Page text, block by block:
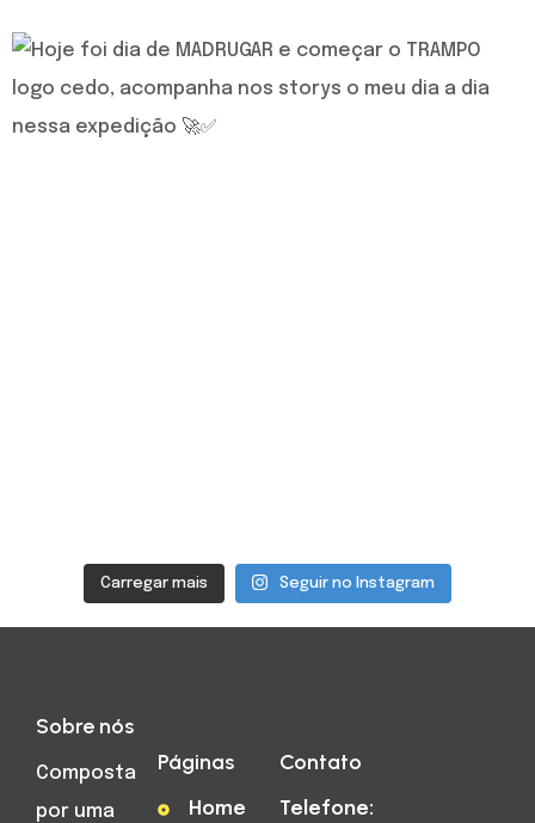
Carregar mais Seguir no Instagram
Sobre nós
Composta
por uma
Páginas
Home
Contato
Telefone: